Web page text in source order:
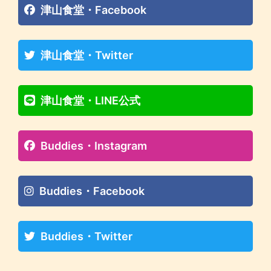
津山食堂・Facebook
津山食堂・Twitter
津山食堂・LINE公式
Buddies・Instagram
Buddies・Facebook
Buddies・Twitter